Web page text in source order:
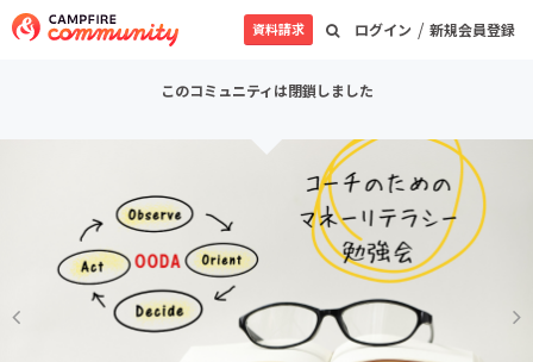
ログイン / 新規会員登録
資料請求
このコミュニティは閉鎖しました